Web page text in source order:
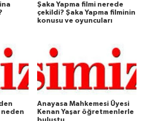
Şaka Yapma filmi nerede
çekildi? Şaka Yapma filminin
konusu ve oyuncuları
neden
Anayasa Mahkemesi Üyesi
Kenan Yaşar öğretmenlerle